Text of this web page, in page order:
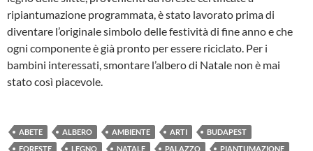
ripiantumazione programmata, è stato lavorato prima di
diventare l’originale simbolo delle festività di fine anno e che
ogni componente è già pronto per essere riciclato. Per i
bambini interessati, smontare l’albero di Natale non è mai
stato così piacevole.
ABETE ALBERO AMBIENTE ARTI
BUDAPEST
FORESTE
LEGNO NATALE PALAZZO
PIANTUMAZIONE